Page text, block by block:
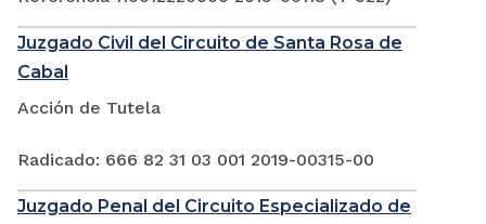
Juzgado Civil del Circuito de Santa Rosa de
Cabal
Acción de Tutela
Radicado: 666 82 31 03 001 2019-00315-00
Juzgado Penal del Circuito Especializado de